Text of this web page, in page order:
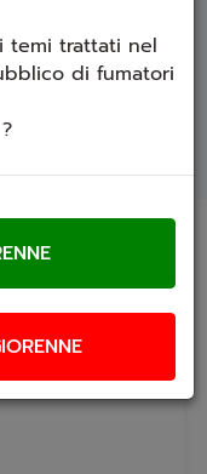
(Best: 85-
temi trattati nel
di fumatori